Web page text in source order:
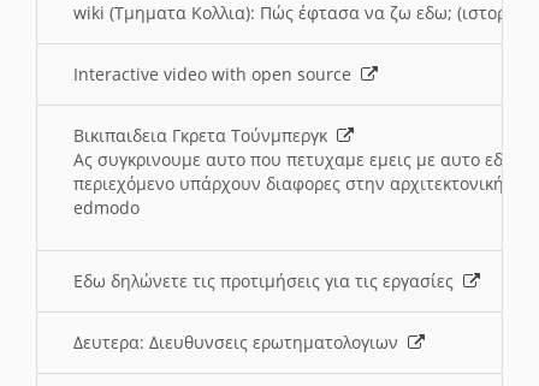
wiki (Τμηματα Κολλια): Πώς έφτασα να ζω εδω; (ιστορια)
Interactive video with open source
Βικιπαιδεια Γκρετα Τούνμπεργκ
Ας συγκρινουμε αυτο που πετυχαμε εμεις με αυτο εδω
περιεχόμενο υπάρχουν διαφορες στην αρχιτεκτονική
edmodo
Εδω δηλώνετε τις προτιμήσεις για τις εργασίες
Δευτερα: Διευθυνσεις ερωτηματολογιων